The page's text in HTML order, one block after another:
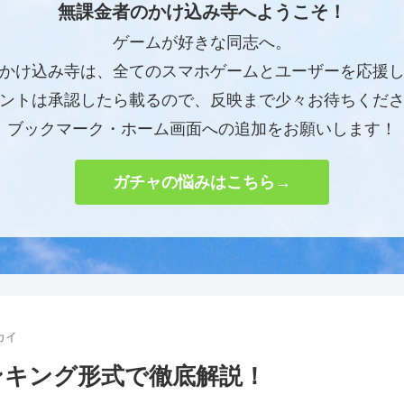
無課金者のかけ込み寺へようこそ！
ゲームが好きな同志へ。
け込み寺は、全てのスマホゲームとユーザーを応援
トは承認したら載るので、反映まで少々お待ちくだ
ブックマーク・ホーム画面への追加をお願いします！
ガチャの悩みはこちら→
イ
ング形式で徹底解説！